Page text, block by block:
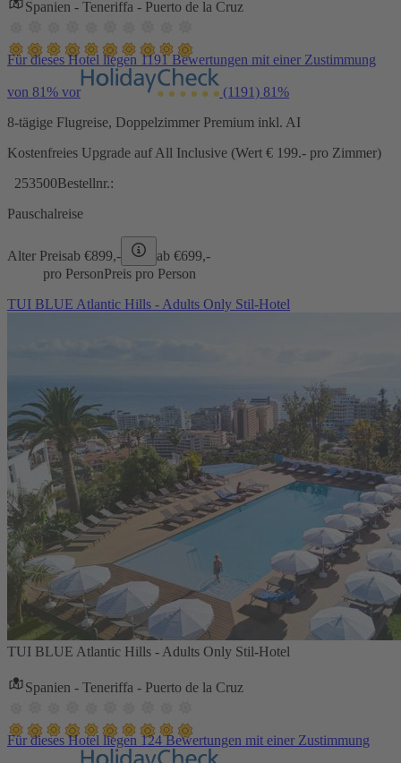
Spanien - Teneriffa - Puerto de la Cruz
Für dieses Hotel liegen 1191 Bewertungen mit einer Zustimmung
von 81% vor (1191) 81%
8-tägige Flugreise, Doppelzimmer Premium inkl. AI
Kostenfreies Upgrade auf All Inclusive (Wert € 199.- pro Zimmer)
253500Bestellnr.:
Pauschalreise
Alter Preisab €899,- ab €699,-
pro PersonPreis pro Person
TUI BLUE Atlantic Hills - Adults Only Stil-Hotel
TUI BLUE Atlantic Hills - Adults Only Stil-Hotel
Spanien - Teneriffa - Puerto de la Cruz
Für dieses Hotel liegen 124 Bewertungen mit einer Zustimmung